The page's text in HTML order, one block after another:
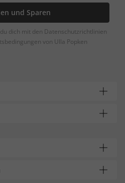
und Sparen
dich mit den Datenschutzrichtlinien
von Ulla Popken